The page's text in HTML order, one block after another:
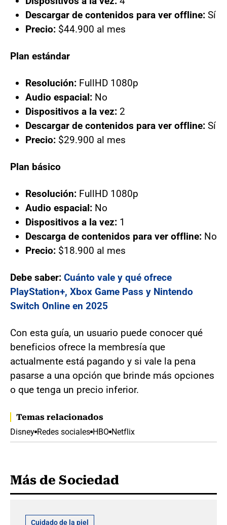
Descargar de contenidos para ver offline: Sí
Precio: $44.900 al mes
Plan estándar
Resolución: FullHD 1080p
Audio espacial: No
Dispositivos a la vez: 2
Descargar de contenidos para ver offline: Sí
Precio: $29.900 al mes
Plan básico
Resolución: FullHD 1080p
Audio espacial: No
Dispositivos a la vez: 1
Descarga de contenidos para ver offline: No
Precio: $18.900 al mes
Debe saber: Cuánto vale y qué ofrece
PlayStation+, Xbox Game Pass y Nintendo
Switch Online en 2025
Con esta guía, un usuario puede conocer qué
beneficios ofrece la membresía que
actualmente está pagando y si vale la pena
pasarse a una opción que brinde más opciones
o que tenga un precio inferior.
Temas relacionados
Disney Redes sociales HBO Netflix
Más de Sociedad
Cuidado de la piel